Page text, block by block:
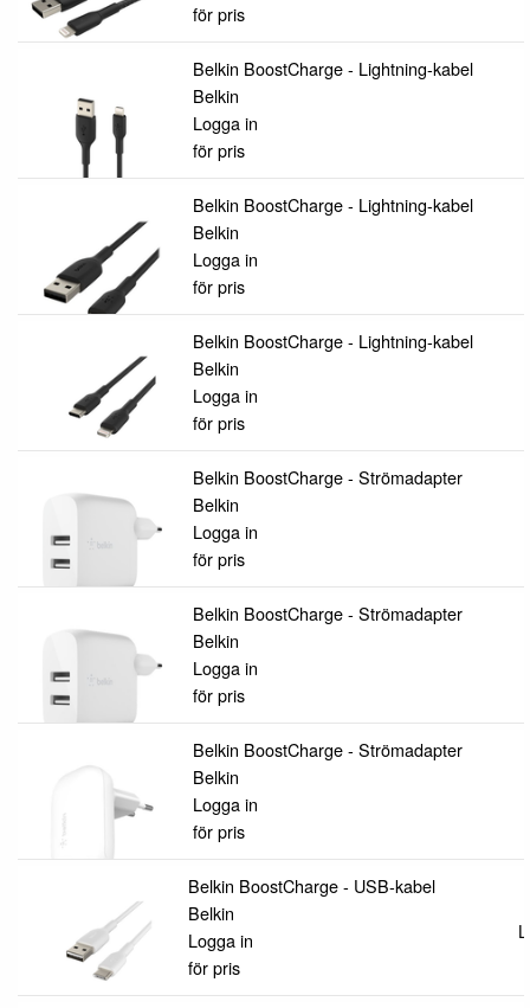
för pris
Belkin BoostCharge - Lightning-kabel
Belkin
Logga in
för pris
Belkin BoostCharge - Lightning-kabel
Belkin
Logga in
för pris
Belkin BoostCharge - Lightning-kabel
Belkin
Logga in
för pris
Belkin BoostCharge - Strömadapter
Belkin
Logga in
för pris
Belkin BoostCharge - Strömadapter
Belkin
Logga in
för pris
Belkin BoostCharge - Strömadapter
Belkin
Logga in
för pris
Belkin BoostCharge - USB-kabel
Belkin
Logga in
för pris